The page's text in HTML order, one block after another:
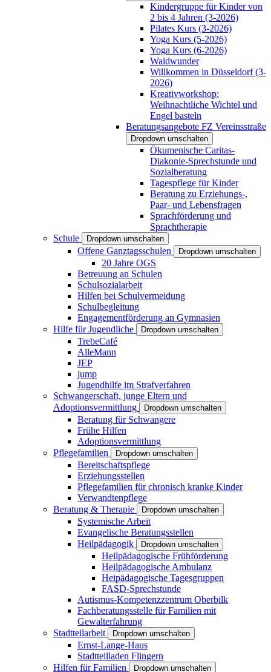
Kindergruppe für Kinder von
2 bis 4 Jahren (3-2026)
Pilates Kurs (3-2026)
Yoga Kurs (5-2026)
Yoga Kurs (6-2026)
Waldwunder
Willkommen in Düsseldorf (3-
2026)
Kreativworkshop:
Weihnachtliche Wichtel und
Engel basteln
Beratungsangebote FZ Vereinsstraße
Dropdown umschalten
Ökumenische Caritas-
Diakonie-Sprechstunde und
Sozialberatung
Tagespflege für Kinder
Beratung zu Erziehungs-,
Paar- und Lebensfragen
Sprachförderung und
Sprachtherapie
Schule
Dropdown umschalten
Offene Ganztagsschulen Dropdown umschalten
20 Jahre OGS
Betreuung an Schulen
Schulsozialarbeit
Hilfen bei Schulvermeidung
Schulbegleitung
Engagementförderung an Gymnasien
Hilfe für Jugendliche
Dropdown umschalten
TrebeCafé
AlleMann
JEP
jump
Jugendhilfe im Strafverfahren
Schwangerschaft, junge Eltern und
Adoptionsvermittlung
Dropdown umschalten
Beratung für Schwangere
Frühe Hilfen
Adoptionsvermittlung
Pflegefamilien
Dropdown umschalten
Bereitschaftspflege
Erziehungsstellen
Pflegefamilien für chronisch kranke Kinder
Verwandtenpflege
Beratung & Therapie
Dropdown umschalten
Systemische Arbeit
Evangelische Beratungsstellen
Heilpädagogik
Dropdown umschalten
Heilpädagogische Frühförderung
Heilpädagogische Ambulanz
Heipädagogische Tagesgruppen
FASD-Sprechstunde
Autismus-Kompetenzzentrum Oberbilk
Fachberatungsstelle für Familien mit
Gewalterfahrung
Stadtteilarbeit
Dropdown umschalten
Ernst-Lange-Haus
Stadtteilladen Flingern
Hilfen für Familien
Dropdown umschalten